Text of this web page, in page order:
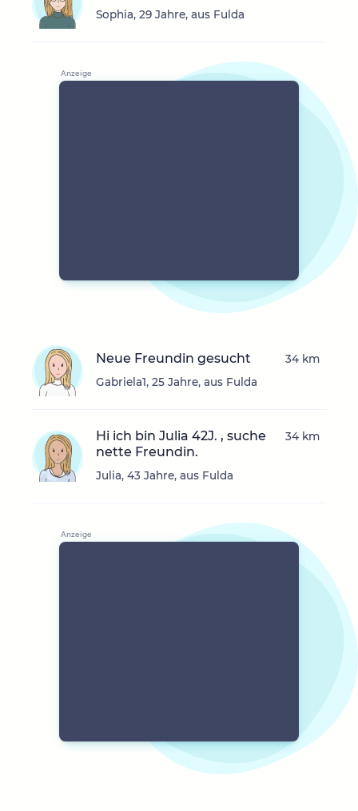
Sophia, 29 Jahre, aus Fulda
Neue Freundin gesucht
Gabriela1, 25 Jahre, aus Fulda
34 km
Hi ich bin Julia 42J. , suche
nette Freundin.
Julia, 43 Jahre, aus Fulda
34 km